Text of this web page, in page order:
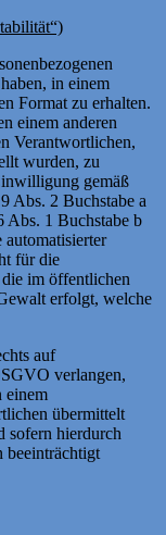
in einem
Format zu erhalten.
einem anderen
Verantwortlichen,
wurden, zu
gemäß
Abs. 2 Buchstabe a
Abs. 1 Buchstabe b
für die
im öffentlichen
erfolgt, welche
auf
verlangen,
einem
übermittelt
sofern hierdurch
beeinträchtigt